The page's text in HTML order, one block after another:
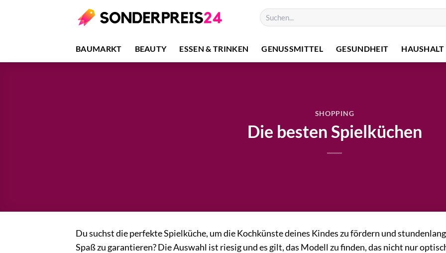
BAUMARKT BEAUTY ESSEN & TRINKEN GENUSSMITTEL GESUNDHEIT HAUSHALT
SHOPPING
Die besten Spielküchen
Du suchst die perfekte Spielküche, um die Kochkünste deines Kindes zu fördern und
Spaß zu garantieren? Die Auswahl ist riesig und es gilt, das Modell zu finden, das nicht nur